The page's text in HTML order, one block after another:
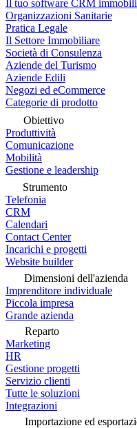
Il tuo software CRM
Organizzazioni Sanitarie
Pratica Legale
Il Settore Immobiliare
Società di Consulenza
Aziende del Turismo
Aziende Edili
Negozi ed eCommerce
Categorie di prodotto
Obiettivo
Produttività
Comunicazione
Mobilità
Gestione e leadership
Strumento
Telefonia
CRM
Calendari
Contact Center
Incarichi e progetti
Website builder
Dimensioni dell'azienda
Imprenditore individuale
Piccola impresa
Grande azienda
Reparto
Marketing
HR
Gestione progetti
Servizio clienti
Tutte le soluzioni
Integrazioni
Importazione ed